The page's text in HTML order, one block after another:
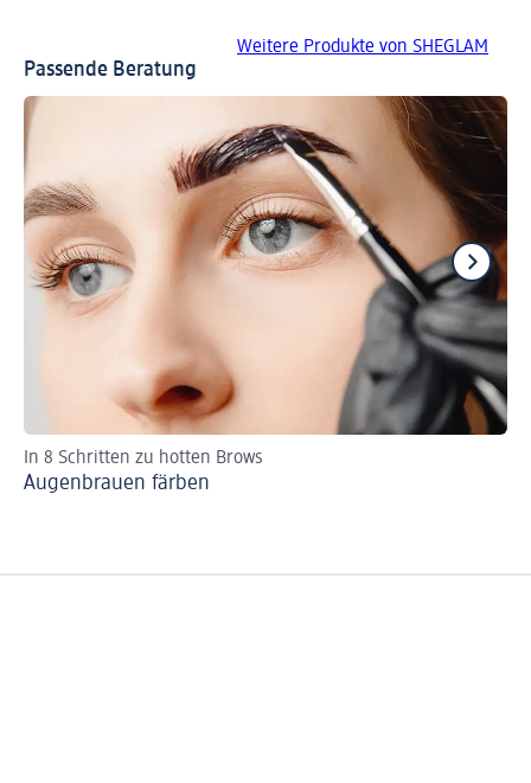
Weitere Produkte von SHEGLAM
Passende Beratung
In 8 Schritten zu hotten Brows
Augenbrauen färben